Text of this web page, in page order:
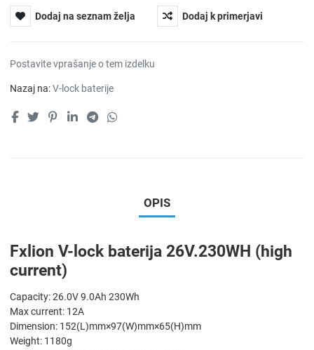
Dodaj na seznam želja Dodaj k primerjavi
Postavite vprašanje o tem izdelku
Nazaj na:V-lock baterije
OPIS
Fxlion V-lock baterija 26V.230WH (high
current)
Capacity: 26.0V 9.0Ah 230Wh
Max current: 12A
Dimension: 152(L)mm×97(W)mm×65(H)mm
Weight: 1180g